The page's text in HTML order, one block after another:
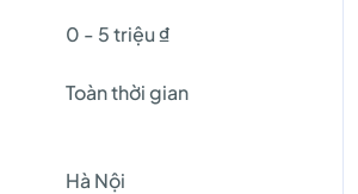
0 - 5 triệu ₫
Toàn thời gian
Hà Nội